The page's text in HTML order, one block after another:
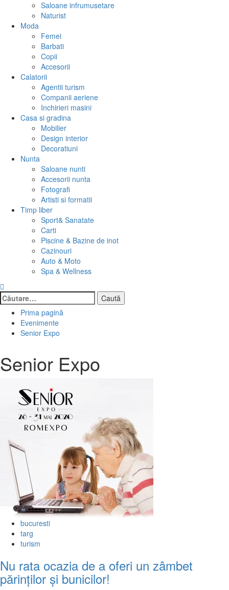
Saloane infrumusetare
Naturist
Moda
Femei
Barbati
Copii
Accesorii
Calatorii
Agentii turism
Companii aeriene
Inchirieri masini
Casa si gradina
Mobilier
Design interior
Decoratiuni
Nunta
Saloane nunti
Accesorii nunta
Fotografi
Artisti si formatii
Timp liber
Sport& Sanatate
Carti
Piscine & Bazine de inot
Cazinouri
Auto & Moto
Spa & Wellness
Caută
după:
Prima pagină
Evenimente
Senior Expo
Senior Expo
bucuresti
targ
turism
Nu rata ocazia de a oferi un zâmbet
părinților și bunicilor!